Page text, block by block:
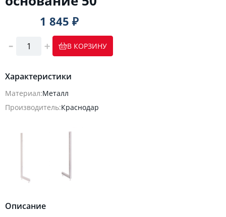
Характеристики
Материал:Металл
Производитель:Краснодар
1 845 ₽
В КОРЗИНУ
Описание